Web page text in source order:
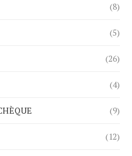
(8)
(5)
(26)
(4)
(9)
(12)